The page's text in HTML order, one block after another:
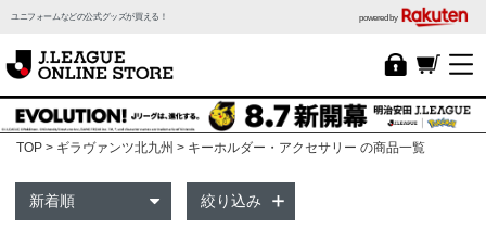
ユニフォームなどの公式グッズが買える！ powered by
TOP ギラヴァンツ北九州 キーホルダー・アクセサリー の商品一覧
絞り込み